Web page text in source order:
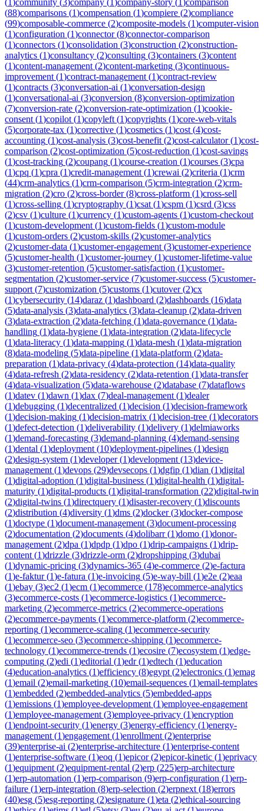
(88)comparisons (1)compensation (1)compiere (2)compliance
(99)composable-commerce (2)composite-models (1)computer-vision
(1)configuration (1)connector(8)connector-comparison
(1)connectors (1)consolidation (3)construction (2)construction-
analytics (1)consultancy (2)consulting (3)containers (3)content
(1)content-management (2)content-marketing (3)continuous-
improvement (1)contract-management (1)contract-review
(1)contracts (3)conversation-ai (1)conversation-design
(1)conversational-ai (3)conversion (8)conversion-optimization
(7)conversion-rate (2)conversion-rate-optimization (1)cookie-
consent (1)copilot (1)copyleft (1)copyrights (1)core-web-vitals
(5)corporate-tax (1)corrective (1)cosmetics (1)cost (4)cost-
accounting (1)cost-analysis (3)cost-benefit (2)cost-calculator(1)cost-
comparison (2)cost-optimization (5)cost-reduction (1)cost-savings
(1)cost-tracking (2)coupang (1)course-creation (1)courses (3)cpa
(1)cpq (1)cpra (1)credit-management (1)crewai (2)criteria (1)crm
(44)crm-analytics (1)crm-comparison (5)crm-integration (2)crm-
migration (2)cro (2)cross-border(8)cross-platform (1)cross-sell
(1)cross-selling (1)cryptography (1)csat (1)cspm (1)csrd (3)css
(2)csv (1)culture (1)currency (1)custom-agents (1)custom-checkout
(1)custom-development (1)custom-fields (1)custom-module
(1)custom-orders (2)custom-skills (2)customer-analytics
(2)customer-data (1)customer-engagement (3)customer-experience
(5)customer-health (1)customer-journey (1)customer-lifetime-value
(3)customer-retention (5)customer-satisfaction (1)customer-
segmentation (2)customer-service (7)customer-success (5)customer-
support (7)customization (5)customs (1)cutover(2)cx
(1)cybersecurity (14)daraz (1)dashboard (2)dashboards (16)data
(5)data-analysis (3)data-analytics (3)data-cleanup (2)data-driven
(3)data-extraction (2)data-fetching (1)data-governance (1)data-
handling (1)data-hygiene (1)data-integration (2)data-lifecycle
(1)data-literacy (1)data-mapping (1)data-mesh (1)data-migration
(8)data-modeling (5)data-pipeline (1)data-platform (2)data-
preparation (1)data-privacy (4)data-protection (14)data-quality
(4)data-refresh (2)data-residency (2)data-retention (1)data-transfer
(4)data-visualization (5)data-warehouse (2)database (7)dataflows
(1)datev (1)dawn (1)dax (7)deal-management (1)dealer
(1)debugging (1)decentralized (1)decision (1)decision-framework
(1)decision-making (1)decision-matrix (1)decision-tree (1)decorators
(1)defect-detection (1)deliverability (1)delivery (1)delmiaworks
(1)demand-forecasting (3)demand-planning (4)demand-sensing
(1)dental (1)deployment (10)deployment-pipelines (1)design
(2)design-system (1)developer(1)development (13)device-
management (1)devops (29)devsecops (1)dgfip (1)dian (1)digital
(1)digital-adoption (1)digital-business (1)digital-health (1)digital-
maturity (1)digital-products (1)digital-transformation (22)digital-twin
(2)digital-twins (1)directquery (1)disaster-recovery (1)discounts
(2)distribution (4)diversity (1)dms (2)docker(3)docker-compose
(1)doctype (1)document-management (3)document-processing
(2)documentation (2)documents (4)dolibarr(1)domo (1)donor-
management (2)dpa (1)dpdp (1)dpo (1)drip-campaigns (1)drip-
content (1)drizzle (3)drizzle-orm (2)dropshipping (3)dubai
(1)dynamic-pricing (3)dynamics-365 (4)e-commerce (2)e-factura
(1)e-faktur(1)e-fatura (1)e-invoicing (5)e-way-bill (1)e2e (2)eaa
(1)ebay (3)ec2 (1)ecm (1)ecommerce (178)ecommerce-analytics
(3)ecommerce-costs (1)ecommerce-logistics (1)ecommerce-
marketing (2)ecommerce-metrics (2)ecommerce-operations
(2)ecommerce-payments (1)ecommerce-platform (2)ecommerce-
reporting (1)ecommerce-scaling (1)ecommerce-security
(1)ecommerce-seo (3)ecommerce-shipping (1)ecommerce-
technology (1)ecommerce-trends (1)ecosire (7)ecosystem (1)edge-
computing (2)edi (1)editorial (1)edr(1)edtech (1)education
(4)education-analytics (1)efficiency (8)egypt (2)electronics (1)emag
(1)email (2)email-marketing (10)email-sequences (1)email-templates
(1)embedded (2)embedded-analytics (5)embedded-apps
(1)emissions (1)employee-development (1)employee-engagement
(1)employee-management (3)employee-privacy (1)encryption
(1)endpoint-security (1)energy (3)energy-efficiency (1)energy-
management (1)engagement (1)enrollment (2)enterprise
(39)enterprise-ai (2)enterprise-architecture (1)enterprise-content
(1)enterprise-software (1)eoq (1)epicor(2)epicor-kinetic (1)eprivacy
(1)equipment (2)equipment-rental (2)erp (225)erp-architecture
(1)erp-automation (1)erp-comparison (9)erp-configuration (1)erp-
failure (1)erp-integration (8)erp-selection (2)erpnext (18)errors
(40)esg (5)esg-reporting (2)esignature (1)eta (2)ethical-sourcing